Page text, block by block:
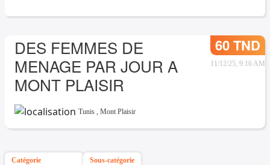
DES FEMMES DE
MENAGE PAR JOUR A
MONT PLAISIR
60 TND
11/12/25, 9:16 AM
Tunis , Mont Plaisir
Catégorie Sous-catégorie